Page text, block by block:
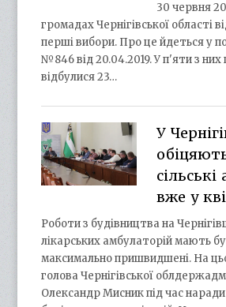
30 червня
громадах Чернігівської області
перші вибори. Про це йдеться у
№846 від 20.04.2019. У п'яти з них
відбулися 23…
У
сільські
вже у
Роботи з будівництва на
лікарських амбулаторій мають
максимально пришвидшені. На
голова Чернігівської
Олександр Мисник під час